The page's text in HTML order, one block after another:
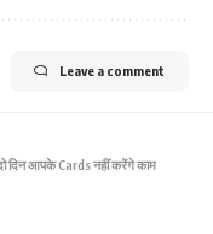
Leave a comment
दिन आपके Cards नहीं करेंगे काम